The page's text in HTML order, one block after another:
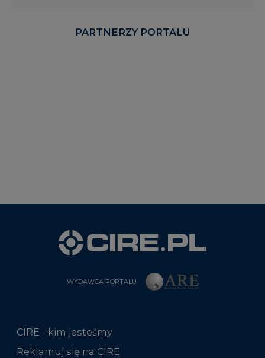
PARTNERZY PORTALU
WYDAWCA PORTALU
CIRE - kim jesteśmy
Reklamuj się na CIRE